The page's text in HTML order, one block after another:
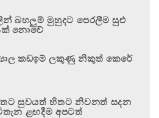
බහලුම් මුහුදට පෙරලීම සුළු
නොවේ
කඩඉම් ලකුණු නිකුත් කෙරේ
සුවයත් හිතට නිවනත් සදන
ළඟදීම අපටත්